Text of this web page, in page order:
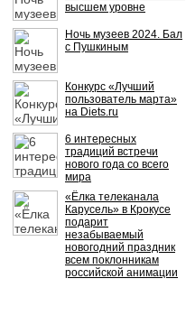
высшем уровне
Ночь музеев 2024. Бал
с Пушкиным
Конкурс «Лучший
пользователь марта»
на Diets.ru
6 интересных
традиций встречи
нового года со всего
мира
«Ёлка телеканала
Карусель» в Крокусе
подарит
незабываемый
новогодний праздник
всем поклонникам
российской анимации